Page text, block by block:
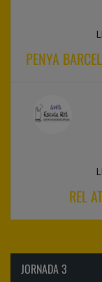
PENYA
REL
JORNADA 3